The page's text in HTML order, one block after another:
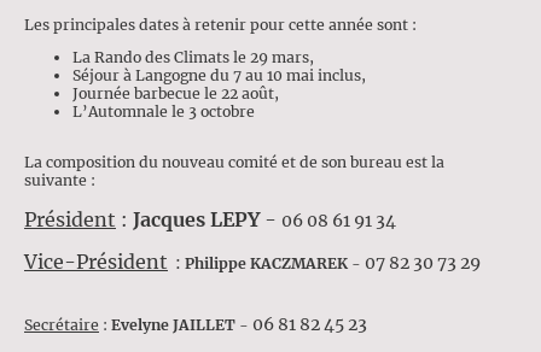
Les principales dates à retenir pour cette année sont :
La Rando des Climats le 29 mars,
Séjour à Langogne du 7 au 10 mai inclus,
Journée barbecue le 22 août,
L’Automnale le 3 octobre
La composition du nouveau comité et de son bureau est la
suivante :
Président : Jacques LEPY - 06 08 61 91 34
Vice-Président : Philippe KACZMAREK - 07 82 30 73 29
Secrétaire : Evelyne JAILLET - 06 81 82 45 23